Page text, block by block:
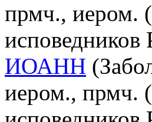
прмч., иером.
исповедников
ИОАНН
иером., прмч.